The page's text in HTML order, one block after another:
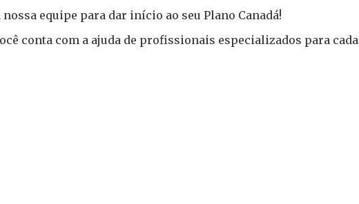
equipe para dar início ao seu Plano Canadá!
conta com a ajuda de profissionais especializados para cada